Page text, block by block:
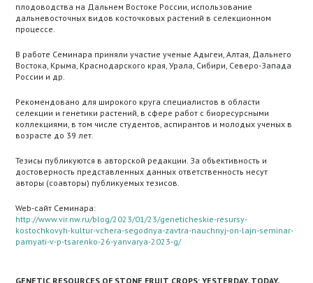
плодоводства на Дальнем Востоке России, использование
дальневосточных видов косточковых растений в селекционном
процессе.
В работе Семинара приняли участие ученые Адыгеи, Алтая, Дальнего
Востока, Крыма, Краснодарского края, Урала, Сибири, Северо-Запада
России и др.
Рекомендовано для широкого круга специалистов в области
селекции и генетики растений, в сфере работ с биоресурсными
коллекциями, в том числе студентов, аспирантов и молодых ученых в
возрасте до 39 лет.
Тезисы публикуются в авторской редакции. За объективность и
достоверность представленных данных ответственность несут
авторы (соавторы) публикуемых тезисов.
Web-сайт Семинара:
http://www.vir.nw.ru/blog/2023/01/23/geneticheskie-resursy-
kostochkovyh-kultur-vchera-segodnya-zavtra-nauchnyj-on-lajn-seminar-
pamyati-v-p-tsarenko-26-yanvarya-2023-g/
GENETIC RESOURCES OF STONE FRUIT CROPS: YESTERDAY, TODAY,